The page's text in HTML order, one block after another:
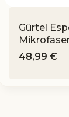
Gürtel
48,99 €